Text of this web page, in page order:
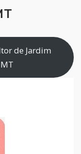
de Jardim